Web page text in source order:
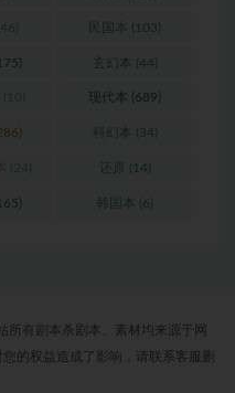
民国本 (103)
玄幻本 (44)
现代本 (689)
科幻本 (34)
还原 (14)
韩国本 (6)
所有剧本杀剧本、素材均来源于网
的权益造成了影响，请联系客服删